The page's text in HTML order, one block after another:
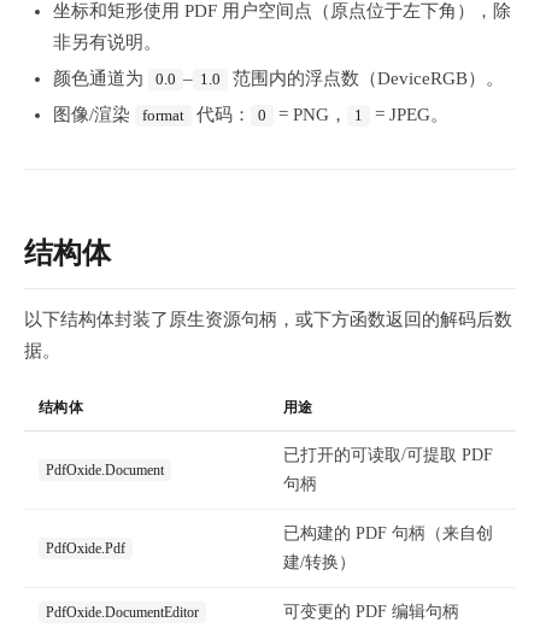
坐标和矩形使用 PDF 用户空间点（原点位于左下角），除
非另有说明。
颜色通道为
0.0 – 1.0
范围内的浮点数（DeviceRGB）。
图像/渲染
format 代码： 0 = PNG， 1 = JPEG。
结构体
以下结构体封装了原生资源句柄，或下方函数返回的解码后数
据。
结构体 用途
PdfOxide.Document
已打开的可读取/可提取 PDF
句柄
PdfOxide.Pdf
已构建的 PDF 句柄（来自创
建/转换）
PdfOxide.DocumentEditor 可变更的 PDF 编辑句柄